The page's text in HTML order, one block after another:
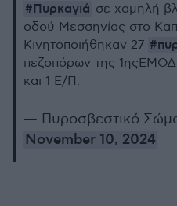
#Πυρκαγιά σε χαμηλή
οδού Μεσσηνίας στο
Κινητοποιήθηκαν 27
πεζοπόρων της
και 1 Ε/Π.
— Πυροσβεστικό
November 10, 2024